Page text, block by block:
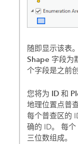
随即显示该表
Shape 字段为
个字段是之前
您将为 ID 和
地理位置点普
每个普查区的
确的 ID。 每
三位数组成。